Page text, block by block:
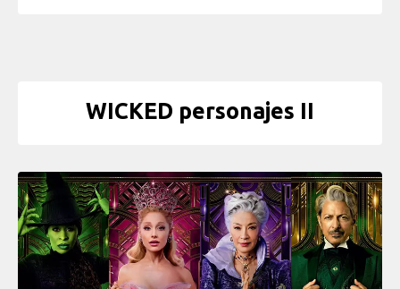
WICKED personajes II